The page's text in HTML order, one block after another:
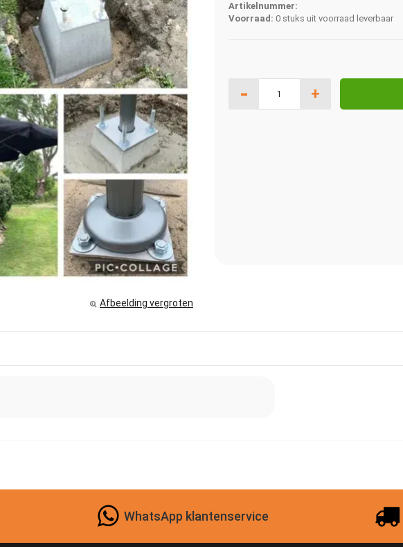
Afbeelding vergroten
Artikelnummer:
Voorraad: 0 stuks uit voorraad leverbaar
- +
WhatsApp klantenservice